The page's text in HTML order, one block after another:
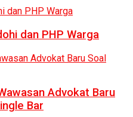
dan PHP Warga
Advokat Baru
Bar